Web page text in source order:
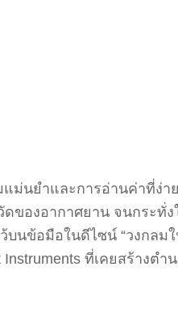
แม่นยำและการอ่านค่าที่ง่า
ดของอากาศยาน จนกระทั่
นข้อมือในดีไซน์ “วงกลม
ที่เคยสร้างตำ